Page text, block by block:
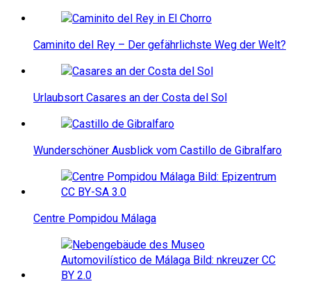
Caminito del Rey – Der gefährlichste Weg der Welt?
Urlaubsort Casares an der Costa del Sol
Wunderschöner Ausblick vom Castillo de Gibralfaro
Centre Pompidou Málaga